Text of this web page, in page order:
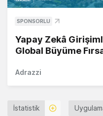
SPONSORLU
Yapay Zekâ
Global Büyüme
Adrazzi
İstatistik